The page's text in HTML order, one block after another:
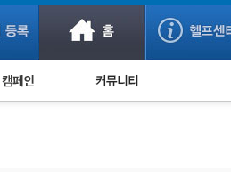
사기 예방했어요!